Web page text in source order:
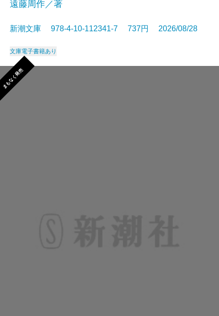
遠藤周作／著
新潮文庫 978-4-10-112341-7 737円 2026/08/28
文庫電子書籍あり
まもなく発売